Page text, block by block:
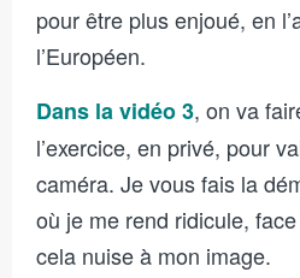
pour être plus enjoué, en
l’Européen.
Dans la vidéo 3, on va
l’exercice, en privé, pour
caméra. Je vous fais la
où je me rend ridicule,
cela nuise à mon image.